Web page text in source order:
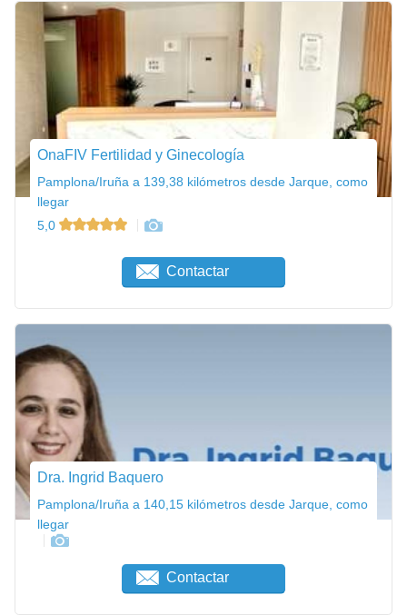
OnaFIV Fertilidad y Ginecología
Pamplona/Iruña a 139,38 kilómetros desde Jarque, como
llegar
5,0
Contactar
Dra. Ingrid Baquero
Pamplona/Iruña a 140,15 kilómetros desde Jarque, como
llegar
Contactar